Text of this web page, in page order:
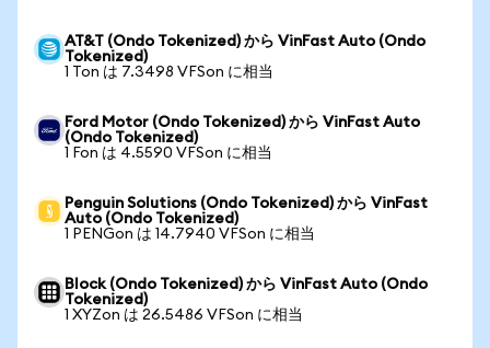
AT&T (Ondo Tokenized) から VinFast Auto (Ondo
Tokenized)
1 Ton は 7.3498 VFSon に相当
Ford Motor (Ondo Tokenized) から VinFast Auto
(Ondo Tokenized)
1 Fon は 4.5590 VFSon に相当
Penguin Solutions (Ondo Tokenized) から VinFast
Auto (Ondo Tokenized)
1 PENGon は 14.7940 VFSon に相当
Block (Ondo Tokenized) から VinFast Auto (Ondo
Tokenized)
1 XYZon は 26.5486 VFSon に相当